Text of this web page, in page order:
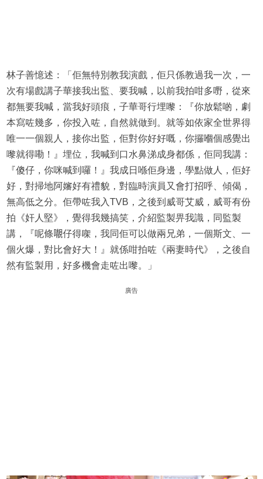
林子善憶述：「佢無特別教我演戲，佢只係教過我一次，一
次有場戲講子華接我出監、要我喊，以前我拍咁多嘢，從來
都無要我喊，當我好頭痕，子華哥行埋嚟：『你放鬆啲，劇
本寫咗幾多，你投入咗，自然就做到。就等如依家全世界得
唯一一個親人，接你出監，佢對你好好嘅，你攞嗰個感覺出
嚟就得嘞！』埋位，我喊到口水鼻涕成身都係，佢同我講：
『傻仔，你咪喊到囉！』我成日喺佢身邊，學點做人，佢好
好，對掃地阿嬸好有禮貌，對臨時演員又會打招呼、傾偈，
無高低之分。佢帶咗我入TVB，之後到威哥艾威，威哥有份
拍《奸人堅》，覺得我幾搞笑，介紹監製畀我識，同監製
講，『呢條𡃁仔得㗎，我同佢可以做兩兄弟，一個斯文、一
個火爆，對比會好大！』就係咁拍咗《兩妻時代》，之後自
然有監製用，好多機會走咗出嚟。」
廣告